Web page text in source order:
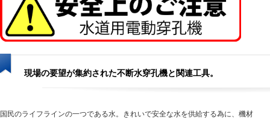
現場の要望が集約された不断水穿孔機と関連工具。
国民のライフラインの一つである水。きれいで安全な水を供給する為に、機材